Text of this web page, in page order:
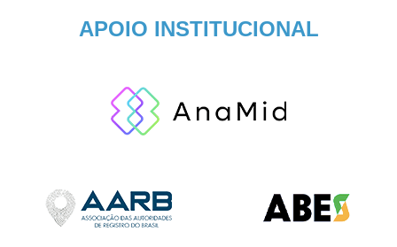
APOIO INSTITUCIONAL